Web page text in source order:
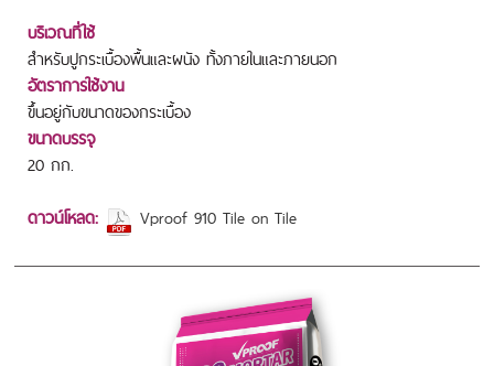
บริเวณที่ใช้
สำหรับปูกระเบื้องพื้นและผนัง ทั้งภายในและภายนอก
อัตราการใช้งาน
ขึ้นอยู่กับขนาดของกระเบื้อง
ขนาดบรรจุ
20 กก.
ดาวน์โหลด:
Vproof 910 Tile on Tile